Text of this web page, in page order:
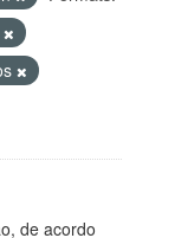
de acordo